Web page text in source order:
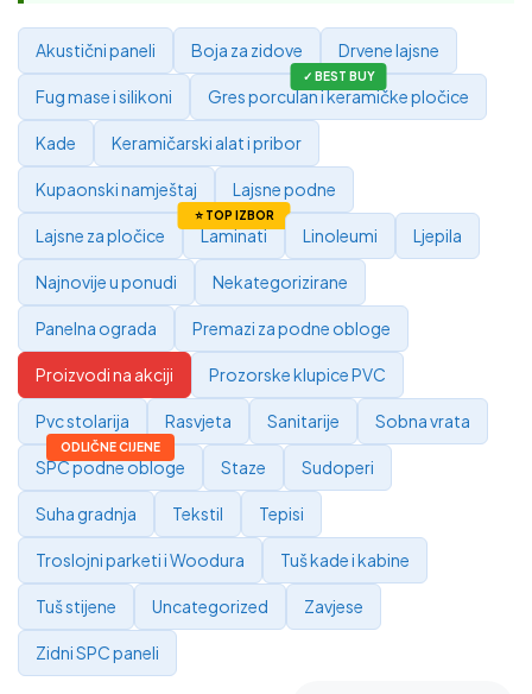
Akustični paneli Boja za zidove Drvene lajsne
Fug mase i silikoni Gres porculan i keramičke pločice
Kade Keramičarski alat i pribor
Kupaonski namještaj Lajsne podne
Lajsne za pločice Laminati Linoleumi Ljepila
Najnovije u ponudi Nekategorizirane
Panelna ograda Premazi za podne obloge
Proizvodi na akciji Prozorske klupice PVC
Pvc stolarija Rasvjeta Sanitarije Sobna vrata
SPC podne obloge Staze Sudoperi
Suha gradnja Tekstil Tepisi
Troslojni parketi i Woodura Tuš kade i kabine
Tuš stijene Uncategorized Zavjese
Zidni SPC paneli